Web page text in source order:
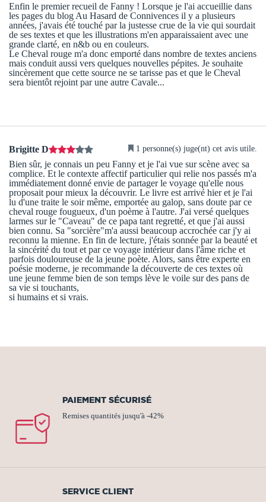
Enfin le premier recueil de Fanny ! Lorsque je l'ai accueillie dans
les pages du blog Au Hasard de Connivences il y a plusieurs
années, j'avais été touché par la justesse crue de la vie qui sourdait
de ses textes et que les illustrations m'en apparaissaient avec une
grande clarté, en n&b ou en couleurs.
Le Cheval rouge m'a donc emporté dans nombre de textes anciens
mais conduit aussi vers quelques nouvelles pépites. Je souhaite
sincèrement que cette source ne se tarisse pas et que le Cheval
sera bientôt rejoint par une autre Cavale...
Brigitte D 1 personne(s) juge(nt) cet avis utile.
Bien sûr, je connais un peu Fanny et je l'ai vue sur scène avec sa
complice. Et le contexte affectif particulier qui relie nos passés m'a
immédiatement donné envie de partager le voyage qu'elle nous
proposait pour mieux la découvrir. Le livre est arrivé hier et je l'ai
lu d'une traite le soir même, emportée au galop, sans doute par ce
cheval rouge fougueux, d'un poème à l'autre. J'ai versé quelques
larmes sur le "Caveau" de ce papa tant regretté, et que j'ai aussi
bien connu. Sa "sorcière"m'a aussi beaucoup accrochée car j'y ai
reconnu la mienne. En fin de lecture, j'étais sonnée par la beauté et
la sincérité du tout et par ce voyage intérieur dans l'âme riche et
parfois douloureuse de la jeune poète. Alors, sans être experte en
poésie moderne, je recommande la découverte de ces textes où
une jeune femme bien de son temps lève le voile sur des pans de
sa vie si touchants,
si humains et si vrais.
PAIEMENT SÉCURISÉ
Remises quantités jusqu'à -42%
SERVICE CLIENT